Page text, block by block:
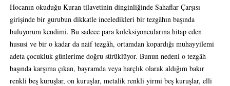
Hocanın okuduğu Kuran tilavetinin dinginliğinde Sahaflar Çarşısı
girişinde bir gurubun dikkatle inceledikleri bir tezgâhın başında
buluyorum kendimi. Bu sadece para koleksiyoncularına hitap eden
hususi ve bir o kadar da naif tezgâh, ortamdan kopardığı muhayyilemi
adeta çocukluk günlerime doğru sürüklüyor. Bunun nedeni o tezgâh
başında karşıma çıkan, bayramda veya harçlık olarak aldığım bakır
renkli beş kuruşlar, on kuruşlar, metalik renkli yirmi beş kuruşlar, elli